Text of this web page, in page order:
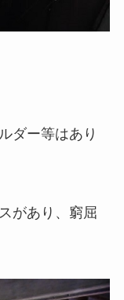
ダー等はあり
があり、窮屈